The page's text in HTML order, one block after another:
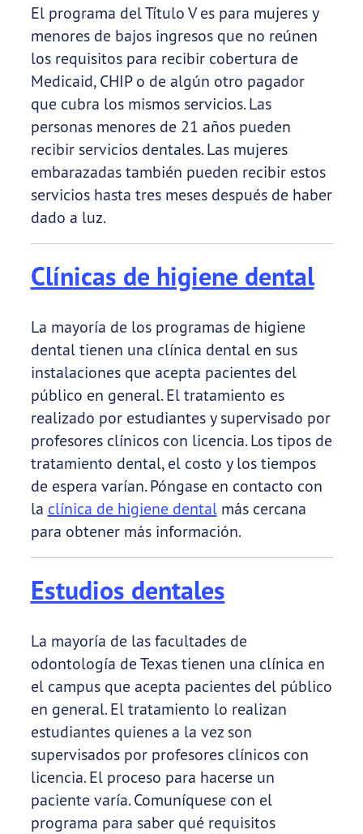
El programa del Título V es para mujeres y
menores de bajos ingresos que no reúnen
los requisitos para recibir cobertura de
Medicaid, CHIP o de algún otro pagador
que cubra los mismos servicios. Las
personas menores de 21 años pueden
recibir servicios dentales. Las mujeres
embarazadas también pueden recibir estos
servicios hasta tres meses después de haber
dado a luz.
Clínicas de higiene dental
La mayoría de los programas de higiene
dental tienen una clínica dental en sus
instalaciones que acepta pacientes del
público en general. El tratamiento es
realizado por estudiantes y supervisado por
profesores clínicos con licencia. Los tipos de
tratamiento dental, el costo y los tiempos
de espera varían. Póngase en contacto con
la clínica de higiene dentalmás cercana
para obtener más información.
Estudios dentales
La mayoría de las facultades de
odontología de Texas tienen una clínica en
el campus que acepta pacientes del público
en general. El tratamiento lo realizan
estudiantes quienes a la vez son
supervisados por profesores clínicos con
licencia. El proceso para hacerse un
paciente varía. Comuníquese con el
programa para saber qué requisitos